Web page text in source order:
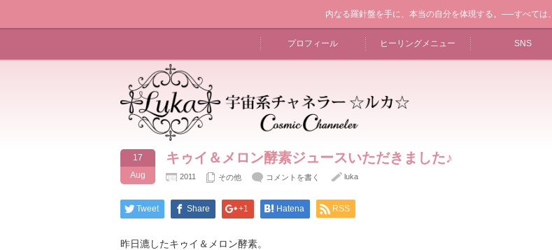
内なる羅針盤を手に、本当の自分を体現する。──すべては
プロフィール ヒーリングメニュー SNS
17
Aug
キゥイ＆メロン酵素ジュースいただきました♪
2011 その他 コメントを書く luka
Tweet Share +1 Hatena RSS
昨日漉したキゥイ＆メロン酵素。